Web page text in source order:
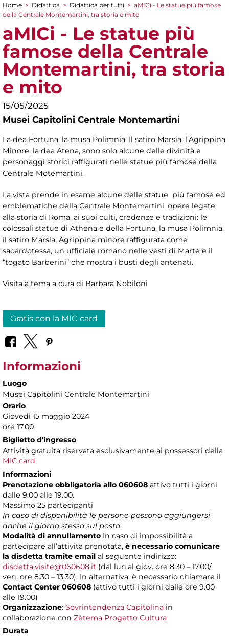
Tu sei qui
Home > Didattica > Didattica per tutti > aMICi - Le statue più famose
della Centrale Montemartini, tra storia e mito
aMICi - Le statue più
famose della Centrale
Montemartini, tra storia
e mito
15/05/2025
Musei Capitolini Centrale Montemartini
La dea Fortuna, la musa Polimnia, Il satiro Marsia, l’Agrippina
Minore, la dea Atena, sono solo alcune delle divinità e
personaggi storici raffigurati nelle statue più famose della
Centrale Motemartini.
La vista prende in esame alcune delle statue più famose ed
emblematiche della Centrale Montemartini, opere legate
alla storia di Roma, ai suoi culti, credenze e tradizioni: le
colossali statue di Athena e della Fortuna, la musa Polimnia,
il satiro Marsia, Agrippina minore raffigurata come
sacerdotessa, un ufficiale romano nelle vesti di Marte e il
“togato Barberini” che mostra i busti degli antenati.
Visita a tema a cura di Barbara Nobiloni
Gratis con la MIC card
Informazioni
Luogo
Musei Capitolini Centrale Montemartini
Orario
Giovedì 15 maggio 2024
ore 17.00
Biglietto d'ingresso
Attività gratuita riservata esclusivamente ai possessori della
MIC card
Informazioni
Prenotazione obbligatoria allo 060608 attivo tutti i giorni
dalle 9.00 alle 19.00.
Massimo 25 partecipanti
In caso di disponibilità le persone possono aggiungersi
anche il giorno stesso sul posto
Modalità di annullamento In caso di impossibilità a
partecipare all’attività prenotata, è necessario comunicare
la disdetta tramite email al seguente indirizzo:
disdetta.visite@060608.it (dal lun.al giov. ore 8.30 – 17.00/
ven. ore 8.30 – 13.30). In alternativa, è necessario chiamare il
Contact Center 060608 (attivo tutti i giorni dalle ore 9.00
alle 19.00)
Organizzazione: Sovrintendenza Capitolina in
collaborazione con Zètema Progetto Cultura
Durata